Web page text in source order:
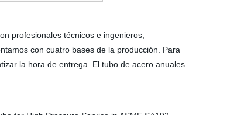
profesionales técnicos e ingenieros,
con cuatro bases de la producción. Para
la hora de entrega. El tubo de acero anuales